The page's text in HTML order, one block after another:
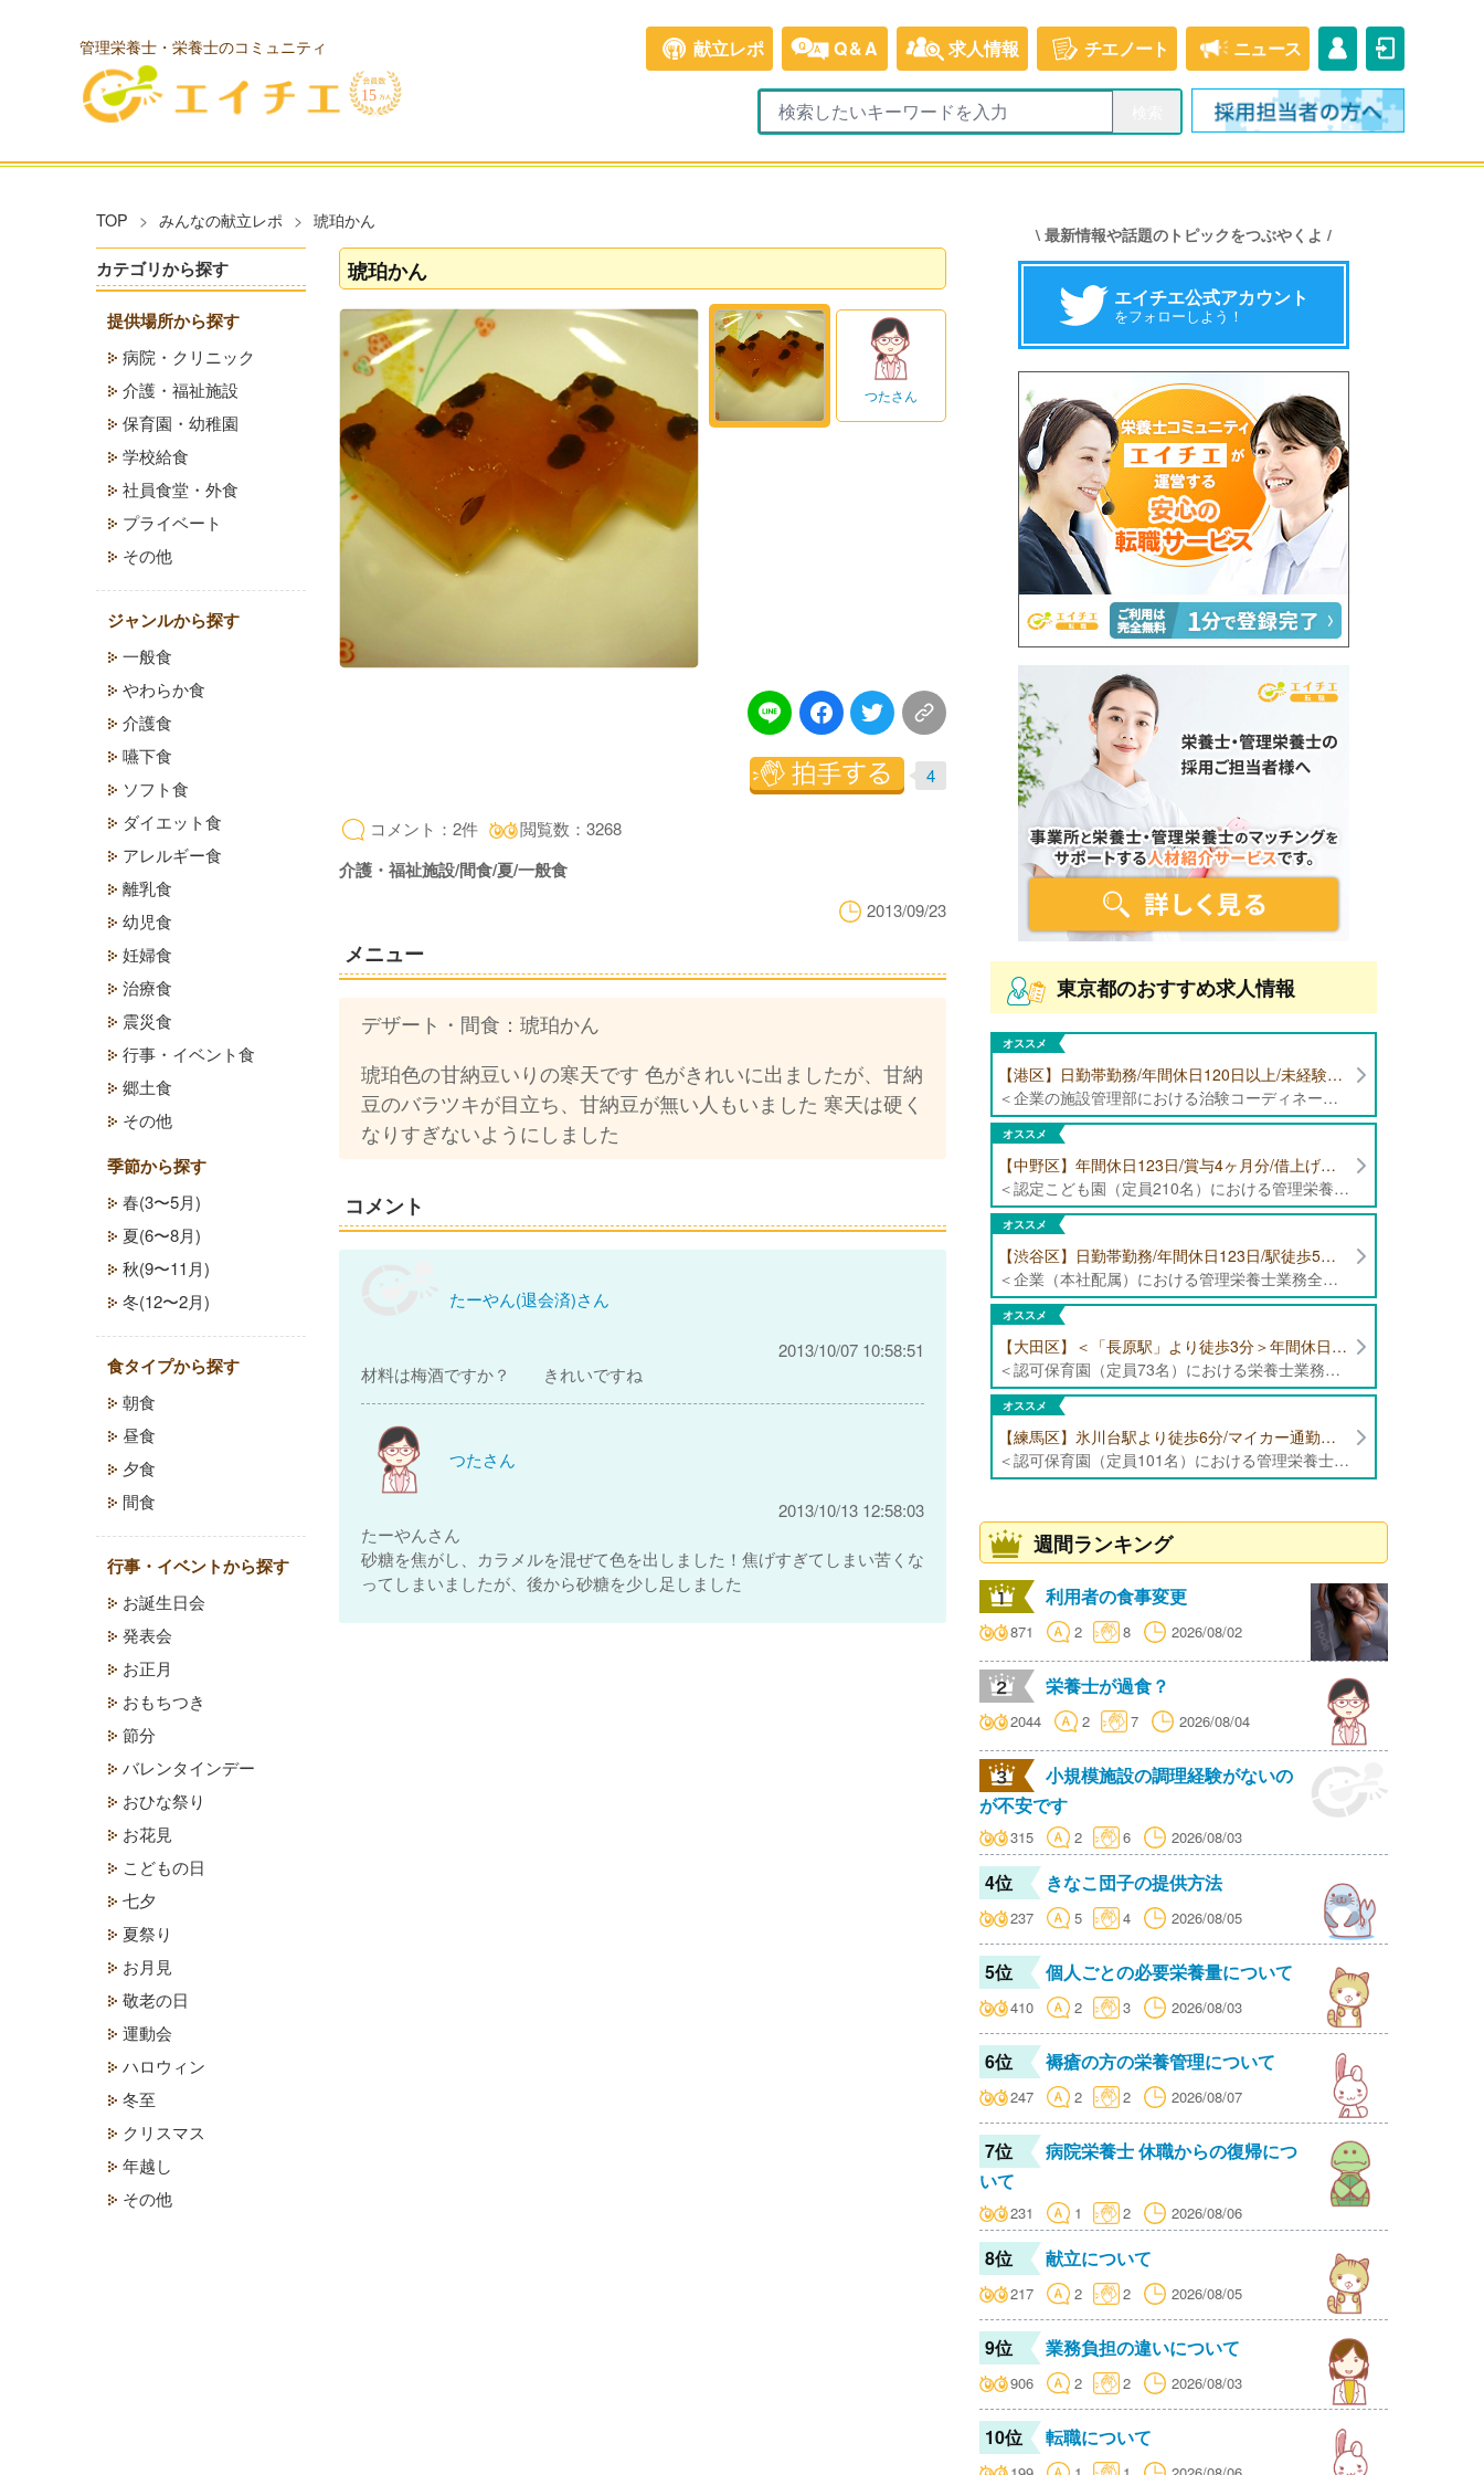
管理栄養士・栄養士のコミュニティ 献立レポ Q&A 求人情報 チエノート ニュース
TOP みんなの献立レポ 琥珀かん
琥珀かん
つたさん
4
コメント：2件 閲覧数：3268
介護・福祉施設/間食/夏/一般食
2013/09/23
メニュー
デザート・間食：琥珀かん
琥珀色の甘納豆いりの寒天です 色がきれいに出ましたが、甘納
豆のバラツキが目立ち、甘納豆が無い人もいました 寒天は硬く
なりすぎないようにしました
コメント
たーやん(退会済)さん
2013/10/07 10:58:51
材料は梅酒ですか？ きれいですね
つたさん
2013/10/13 12:58:03
たーやんさん
砂糖を焦がし、カラメルを混ぜて色を出しました！焦げすぎてしまい苦くな
ってしまいましたが、後から砂糖を少し足しました
カテゴリから探す
提供場所から探す
病院・クリニック
介護・福祉施設
保育園・幼稚園
学校給食
社員食堂・外食
プライベート
その他
ジャンルから探す
一般食
やわらか食
介護食
嚥下食
ソフト食
ダイエット食
アレルギー食
離乳食
幼児食
妊婦食
治療食
震災食
行事・イベント食
郷土食
その他
季節から探す
春(3〜5月)
夏(6〜8月)
秋(9〜11月)
冬(12〜2月)
食タイプから探す
朝食
昼食
夕食
間食
行事・イベントから探す
お誕生日会
発表会
お正月
おもちつき
節分
バレンタインデー
おひな祭り
お花見
こどもの日
七夕
夏祭り
お月見
敬老の日
運動会
ハロウィン
冬至
クリスマス
年越し
その他
\ 最新情報や話題のトピックをつぶやくよ /
エイチエ公式アカウント
をフォローしよう！
東京都のおすすめ求人情報
オススメ
【港区】日勤帯勤務/年間休日120日以上/未経験者歓迎/健康食品の臨床試験に携わる管理栄養士・栄養士の治験コーディネーター募集！
＜企業の施設管理部における治験コーディネーター業務全般＞ ・健康食品の臨床試験に伴う指導 ・スケジュール調整等の被験者管理 ・データ収集、書類作成 ・医療機関にて被験者への説明や誘導 ・栄養指導、栄養計算
オススメ
【中野区】年間休日123日/賞与4ヶ月分/借上げ住宅制度あり 認定こども園（定員210名）にて管理栄養士・栄養士募集！
＜認定こども園（定員210名）における管理栄養士・栄養士業務全般＞ ・管理栄養士、栄養士業務全般
オススメ
【渋谷区】日勤帯勤務/年間休日123日/駅徒歩5分/企業（本社配属）にて管理栄養士募集！
＜企業（本社配属）における管理栄養士業務全般＞ ・本社および在宅（週1日程度）で、運営・受託する保育園（約50箇所）の管理栄養士・マネジメント業務全般 ・調理指導、育成 ・調理代行※欠員時 ・衛生管理 ・献立作成 ・食材発注 ・園長、調理スタッフとの給食会議 ・クライアント企業との給食会議（食育等の企画提案） ・採用業務（面接・施設見学同行）など ・担当保育園の定期巡回（直行やオンライン対応あり） ※23区内の認可保育園や、事業所内保育園（市川市、古河市、厚木市・追浜等）
オススメ
【大田区】＜「長原駅」より徒歩3分＞年間休日120日以上/最大10連休取得可能/日勤帯勤務のみ 認可保育園（定員73名）にて、栄養士の募集！
＜認可保育園（定員73名）における栄養士業務全般＞ ・調理（朝おやつ・給食・おやつ・補食） ・盛付け、片づけ ・食育、保育室への給食ラウンド、事務業務 ・調理室のお掃除、備蓄の確認、発注など ※定員:73名(0歳児6名、1歳歳児10名、2歳児12名、3歳-5歳児各15名)
オススメ
【練馬区】氷川台駅より徒歩6分/マイカー通勤可能/年間休日120日/賞与高水準 認可保育園（定員101名）にて管理栄養士・栄養士・調理師募集！
＜認可保育園（定員101名）における管理栄養士・栄養士・調理師業務全般＞ ・調理業務全般 ・離乳食、アレルギー除去食対応 ・食育活動
週間ランキング
利用者の食事変更
871 2 8 2026/08/02
栄養士が過食？
2044 2 7 2026/08/04
小規模施設の調理経験がないの
が不安です
315 2 6 2026/08/03
4位 きなこ団子の提供方法
237 5 4 2026/08/05
5位 個人ごとの必要栄養量について
410 2 3 2026/08/03
6位 褥瘡の方の栄養管理について
247 2 2 2026/08/07
7位
病院栄養士 休職からの復帰につ
いて
231 1 2 2026/08/06
8位 献立について
217 2 2 2026/08/05
9位 業務負担の違いについて
906 2 2 2026/08/03
10位 転職について